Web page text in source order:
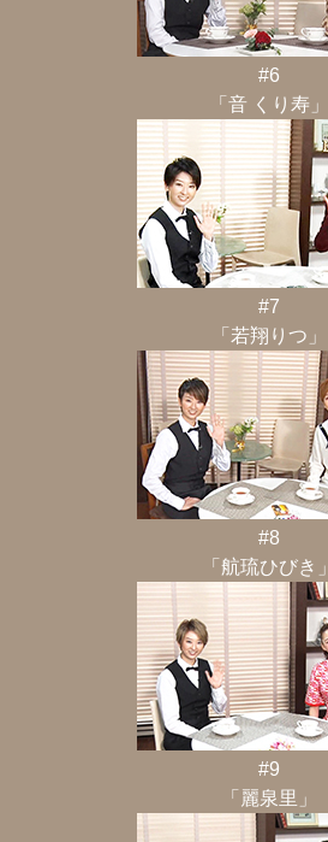
#6
「音 くり寿」
#7
「若翔りつ」
#8
「航琉ひびき」
#9
「麗泉里」